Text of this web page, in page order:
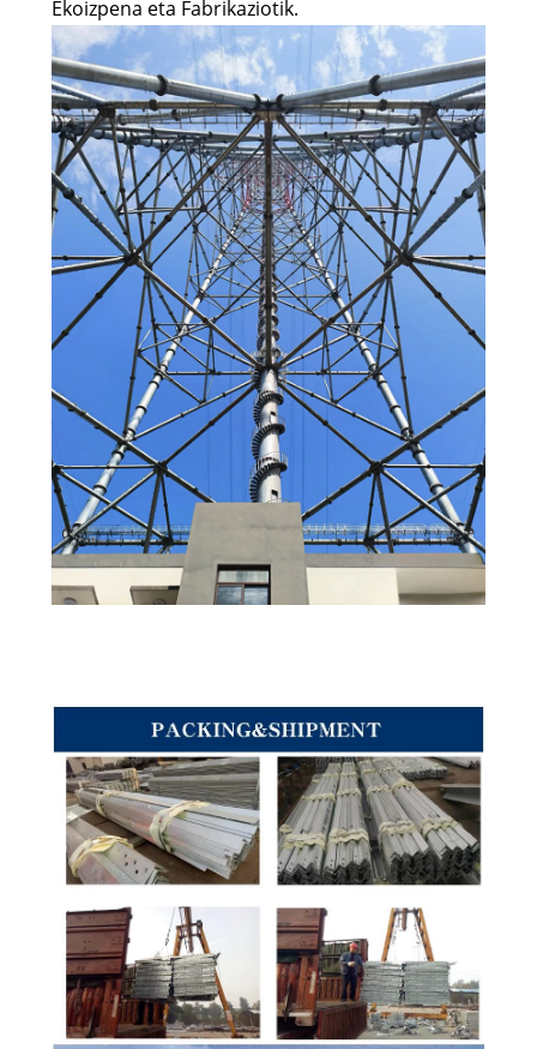
Ekoizpena eta Fabrikaziotik.